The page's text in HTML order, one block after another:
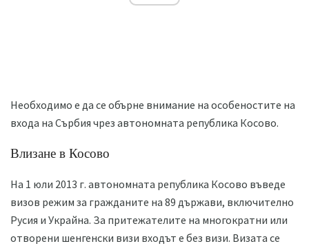
Необходимо е да се обърне внимание на особеностите на
входа на Сърбия чрез автономната република Косово.
Влизане в Косово
На 1 юли 2013 г. автономната република Косово въведе
визов режим за гражданите на 89 държави, включително
Русия и Украйна. За притежателите на многократни или
отворени шенгенски визи входът е без визи. Визата се